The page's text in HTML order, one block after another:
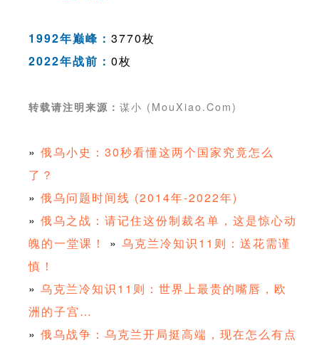
1992年巅峰： 3770枚
2022年战前： 0枚
转载请注明来源： 谋小 (MouXiao.Com)
» 俄乌小史：30秒看懂这两个国家究竟怎么
了？
» 俄乌问题时间线 (2014年-2022年)
» 俄乌之战：请记住这份制裁名单，这是惊心动
魄的一堂课！
» 乌克兰冷知识11则：送花需谨
慎！
» 乌克兰冷知识11则：世界上最贵的嘴唇，欧
洲的子宫…
» 俄乌战争：乌克兰开局挺高端，现在怎么有点